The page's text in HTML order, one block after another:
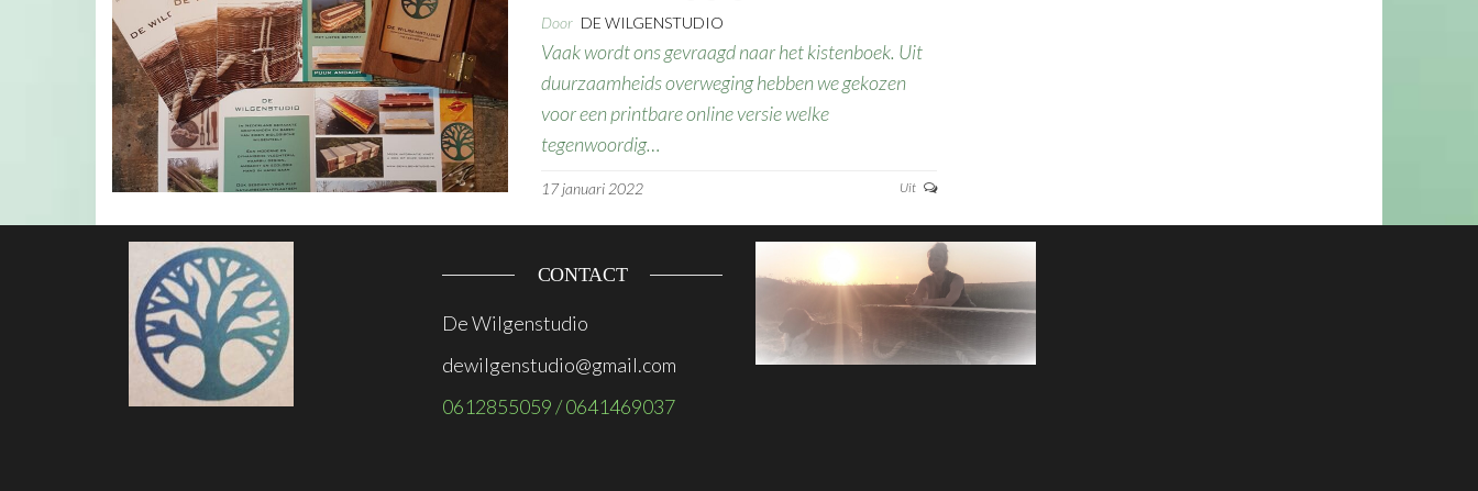
Door DE WILGENSTUDIO
Vaak wordt ons gevraagd naar het kistenboek. Uit
duurzaamheids overweging hebben we gekozen
voor een printbare online versie welke
tegenwoordig…
17 januari 2022 Uit
CONTACT
De Wilgenstudio
dewilgenstudio@gmail.com
0612855059 / 0641469037